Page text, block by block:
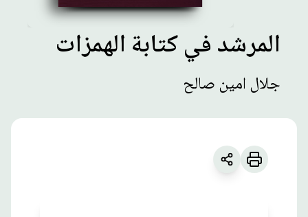
مطبوعات
الهمزات
المرشد في كتابة الهمزات
جلال امين صالح